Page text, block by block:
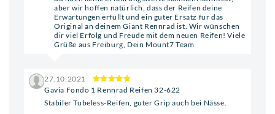
aber wir hoffen natürlich, dass der Reifen deine
Erwartungen erfüllt und ein guter Ersatz für das
Original an deinem Giant Rennrad ist. Wir wünschen
dir viel Erfolg und Freude mit dem neuen Reifen! Viele
Grüße aus Freiburg, Dein Mount7 Team
27.10.2021
Gavia Fondo 1 Rennrad Reifen 32-622
Stabiler Tubeless-Reifen, guter Grip auch bei Nässe.